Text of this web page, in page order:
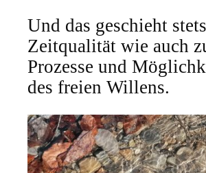
Und das geschieht
Zeitqualität wie auch
Prozesse und
des freien Willens.